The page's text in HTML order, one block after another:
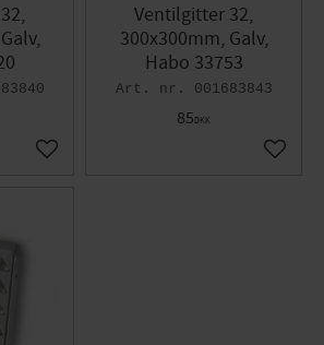
Gem som favorit
Ventilgitter 32,
300x300mm, Galv,
Habo 33753
001683843
85DKK
Gem